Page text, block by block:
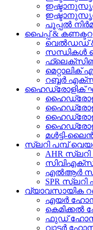
പൂപ്പൽ
പൈപ്പ് &
വെൽഡഡ്
സന്ധികൾ
റബ്ബർ
ഹൈഡ്രോളിക്
മൾട്ടി-
സ്ലറി പമ്പ്
AHR
എൽആർ
SPR
വ്യാവസായിക
എയർ
ഫുഡ്
വാട്ടർ